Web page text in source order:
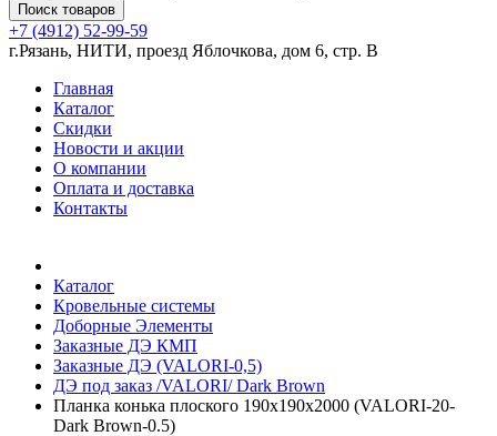
Поиск товаров
+7 (4912) 52-99-59
г.Рязань, НИТИ, проезд Яблочкова, дом 6, стр. В
Главная
Каталог
Скидки
Новости и акции
О компании
Оплата и доставка
Контакты
Каталог
Кровельные системы
Доборные Элементы
Заказные ДЭ КМП
Заказные ДЭ (VALORI-0,5)
ДЭ под заказ /VALORI/ Dark Brown
Планка конька плоского 190х190х2000 (VALORI-20-
Dark Brown-0.5)